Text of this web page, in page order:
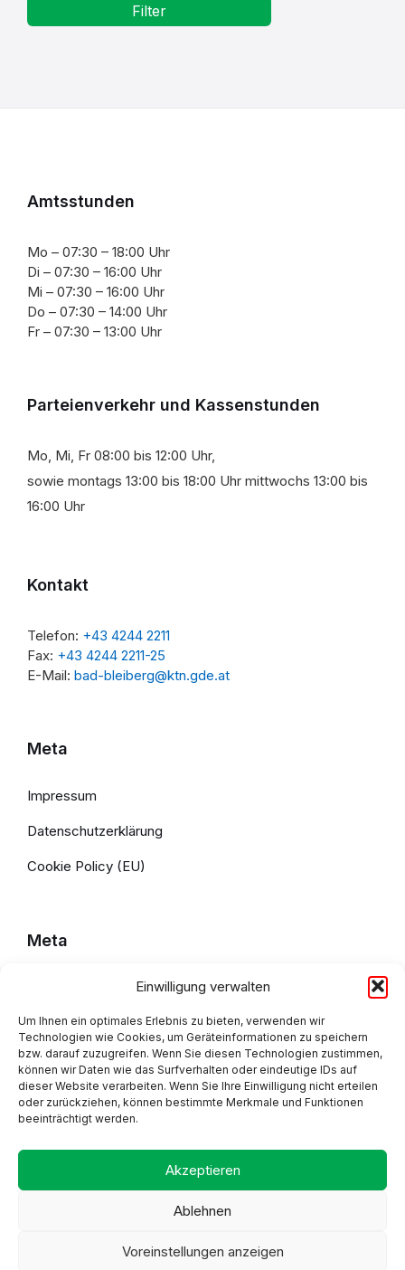
Einwilligung verwalten
Um Ihnen ein optimales Erlebnis zu bieten, verwenden wir
Technologien wie Cookies, um Geräteinformationen zu speichern
bzw. darauf zuzugreifen. Wenn Sie diesen Technologien zustimmen,
können wir Daten wie das Surfverhalten oder eindeutige IDs auf
dieser Website verarbeiten. Wenn Sie Ihre Einwilligung nicht erteilen
oder zurückziehen, können bestimmte Merkmale und Funktionen
beeinträchtigt werden.
Akzeptieren
Ablehnen
Voreinstellungen anzeigen
Filter
Amtsstunden
Mo – 07:30 – 18:00 Uhr
Di – 07:30 – 16:00 Uhr
Mi – 07:30 – 16:00 Uhr
Do – 07:30 – 14:00 Uhr
Fr – 07:30 – 13:00 Uhr
Parteienverkehr und Kassenstunden
Mo, Mi, Fr 08:00 bis 12:00 Uhr,
sowie montags 13:00 bis 18:00 Uhr mittwochs 13:00 bis
16:00 Uhr
Kontakt
Telefon: +43 4244 2211
Fax: +43 4244 2211-25
E-Mail: bad-bleiberg@ktn.gde.at
Meta
Impressum
Datenschutzerklärung
Cookie Policy (EU)
Meta
Datenschutzerklärung
Cookie Policy (EU)
Adresse
Proudly made by Alpsware